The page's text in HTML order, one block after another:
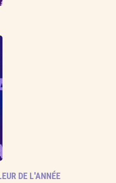
DE L'ANNÉE